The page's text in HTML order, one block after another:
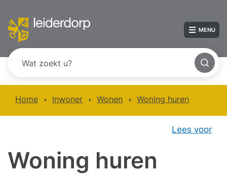
MENU
Home Inwoner Wonen Woning huren
Lees voor
Woning huren